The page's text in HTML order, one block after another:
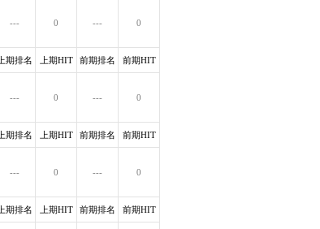
--- 0 --- 0
上期排名 上期HIT 前期排名 前期HIT
--- 0 --- 0
上期排名 上期HIT 前期排名 前期HIT
--- 0 --- 0
上期排名 上期HIT 前期排名 前期HIT